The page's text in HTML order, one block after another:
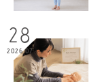
28
2026.07